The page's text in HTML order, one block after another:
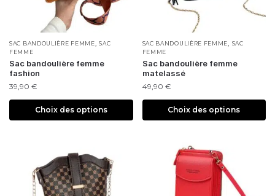
SAC BANDOULIÈRE FEMME ,SAC
FEMME
Sac bandoulière femme
fashion
39,90 €
Choix des options
SAC BANDOULIÈRE FEMME
SAC
FEMME
Sac bandoulière femme
matelassé
49,90 €
Choix des options